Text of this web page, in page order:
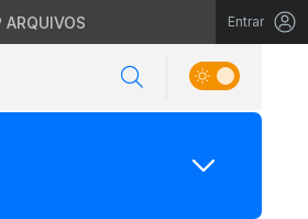
ARQUIVOS Entrar